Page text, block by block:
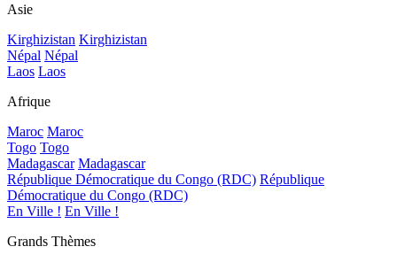
Asie
Kirghizistan Kirghizistan
Népal Népal
Laos Laos
Afrique
Maroc Maroc
Togo Togo
Madagascar Madagascar
République Démocratique du Congo (RDC) République
Démocratique du Congo (RDC)
En Ville ! En Ville !
Grands Thèmes